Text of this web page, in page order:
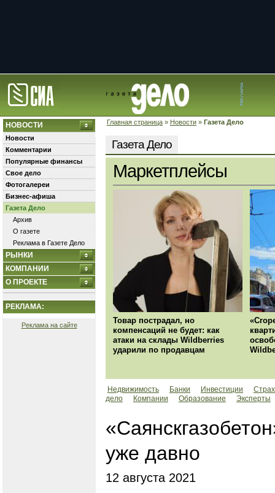
Главная страница » Новости » Газета Дело
НОВОСТИ
Новости
Комментарии
Популярные финансы
Свое дело
Фотогалереи
Бизнес-афиша
Газета Дело
Архив
О газете
Реклама в Газете Дело
РЫНКИ
КОМПАНИИ
О ПРОЕКТЕ
РЕКЛАМА:
Реклама на сайте
Газета Дело
Маркетплейсы
Товар пострадал, но
компенсаций не будет: как
атаки на склады Wildberries
ударили по продавцам
Недвижимость Банки Инвестиции
дело
Компании Образование Эксперты
уже давно
12 августа 2021